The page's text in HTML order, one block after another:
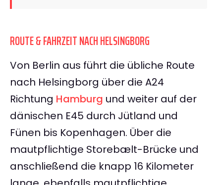
ROUTE & FAHRZEIT NACH HELSINGBORG
Von Berlin aus führt die übliche Route
nach Helsingborg über die A24
Richtung Hamburg und weiter auf der
dänischen E45 durch Jütland und
Fünen bis Kopenhagen. Über die
mautpflichtige Storebælt-Brücke und
anschließend die knapp 16 Kilometer